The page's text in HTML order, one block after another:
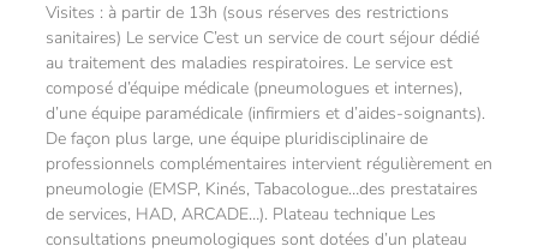
Visites : à partir de 13h (sous réserves des restrictions
sanitaires) Le service C’est un service de court séjour dédié
au traitement des maladies respiratoires. Le service est
composé d’équipe médicale (pneumologues et internes),
d’une équipe paramédicale (infirmiers et d’aides-soignants).
De façon plus large, une équipe pluridisciplinaire de
professionnels complémentaires intervient régulièrement en
pneumologie (EMSP, Kinés, Tabacologue…des prestataires
de services, HAD, ARCADE…). Plateau technique Les
consultations pneumologiques sont dotées d’un plateau